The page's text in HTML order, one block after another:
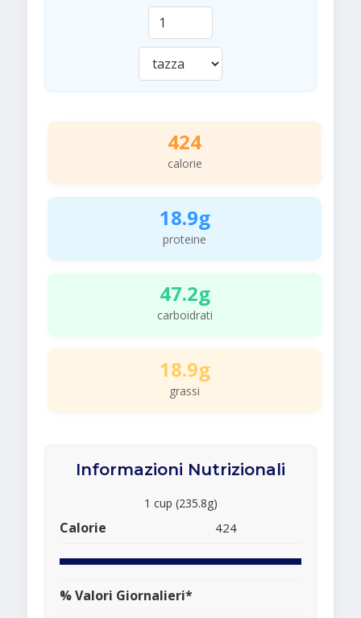
424
calorie
18.9g
proteine
47.2g
carboidrati
18.9g
grassi
Informazioni Nutrizionali
1 cup (235.8g)
Calorie 424
% Valori Giornalieri*